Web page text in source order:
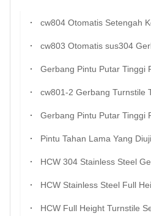
cw804 Otomatis Setengah
cw803 Otomatis sus304 Gerbang
Gerbang Pintu Putar Tinggi Penuh
cw801-2 Gerbang Turnstile Tinggi Penuh Dua
Gerbang Pintu Putar Tinggi Penuh HCW
Pintu Tahan Lama Yang Diuji Tinggi Penuh
HCW 304 Stainless Steel Gerbang Putar Kontrol Akses
HCW Stainless Steel Full Height Turnstile Dengan
HCW Full Height Turnstile Security Gate Dengan Lebar Saluran